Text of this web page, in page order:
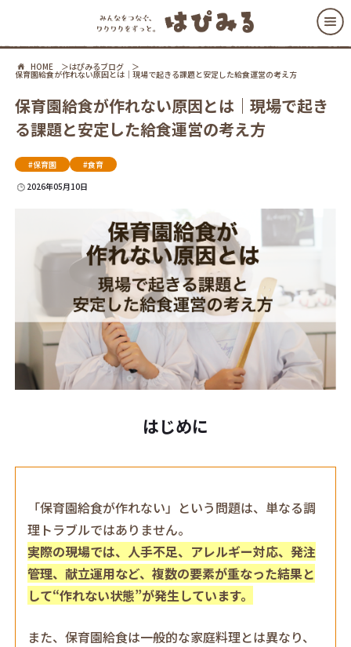
HOME はぴみるブログ
保育園給食が作れない原因とは｜現場で起きる課題と安定した給食運営の考え方
保育園給食が作れない原因とは｜現場で起き
る課題と安定した給食運営の考え方
#保育園
#食育
2026年05月10日
はじめに
「保育園給食が作れない」という問題は、単なる調
理トラブルではありません。
実際の現場では、人手不足、アレルギー対応、発注
管理、献立運用など、複数の要素が重なった結果と
して“作れない状態”が発生しています。
また、保育園給食は一般的な家庭料理とは異なり、